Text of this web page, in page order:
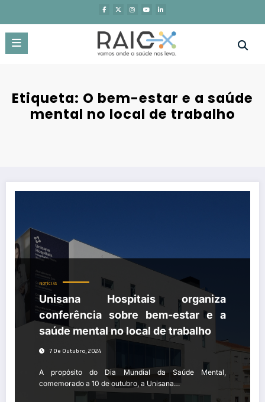
o
conteúdo
Etiqueta: O bem-estar e a saúde
mental no local de trabalho
NOTÍCIAS
Unisana Hospitais organiza
conferência sobre bem-estar e a
saúde mental no local de trabalho
7 De Outubro, 2024
A propósito do Dia Mundial da Saúde Mental,
comemorado a 10 de outubro, a Unisana…